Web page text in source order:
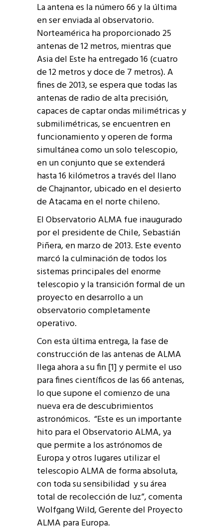
La antena es la número 66 y la última
en ser enviada al observatorio.
Norteamérica ha proporcionado 25
antenas de 12 metros, mientras que
Asia del Este ha entregado 16 (cuatro
de 12 metros y doce de 7 metros). A
fines de 2013, se espera que todas las
antenas de radio de alta precisión,
capaces de captar ondas milimétricas y
submilimétricas, se encuentren en
funcionamiento y operen de forma
simultánea como un solo telescopio,
en un conjunto que se extenderá
hasta 16 kilómetros a través del llano
de Chajnantor, ubicado en el desierto
de Atacama en el norte chileno.
El Observatorio ALMA fue inaugurado
por el presidente de Chile, Sebastián
Piñera, en marzo de 2013. Este evento
marcó la culminación de todos los
sistemas principales del enorme
telescopio y la transición formal de un
proyecto en desarrollo a un
observatorio completamente
operativo.
Con esta última entrega, la fase de
construcción de las antenas de ALMA
llega ahora a su fin [1] y permite el uso
para fines científicos de las 66 antenas,
lo que supone el comienzo de una
nueva era de descubrimientos
astronómicos. “Este es un importante
hito para el Observatorio ALMA, ya
que permite a los astrónomos de
Europa y otros lugares utilizar el
telescopio ALMA de forma absoluta,
con toda su sensibilidad y su área
total de recolección de luz”, comenta
Wolfgang Wild, Gerente del Proyecto
ALMA para Europa.